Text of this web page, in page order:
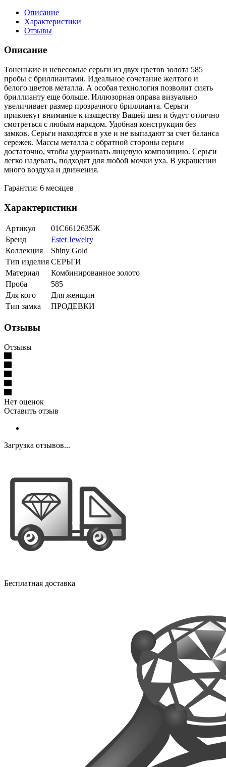
Описание
Характеристики
Отзывы
Описание
Тоненькие и невесомые серьги из двух цветов золота 585
пробы с бриллиантами. Идеальное сочетание желтого и
белого цветов металла. А особая технология позволит сиять
бриллианту еще больше. Иллюзорная оправа визуально
увеличивает размер прозрачного бриллианта. Серьги
привлекут внимание к изяществу Вашей шеи и будут отлично
смотреться с любым нарядом. Удобная конструкция без
замков. Серьги находятся в ухе и не выпадают за счет баланса
сережек. Массы металла с обратной стороны серьги
достаточно, чтобы удерживать лицевую композицию. Серьги
легко надевать, подходят для любой мочки уха. В украшении
много воздуха и движения.
Гарантия: 6 месяцев
Характеристики
Артикул
01С6612635Ж
Бренд
Estet Jewelry
Коллекция
Shiny Gold
Тип изделия СЕРЬГИ
Материал
Комбинированное золото
Проба
585
Для кого
Для женщин
Тип замка
ПРОДЕВКИ
Отзывы
Отзывы
Нет оценок
Оставить отзыв
Загрузка отзывов...
Бесплатная доставка